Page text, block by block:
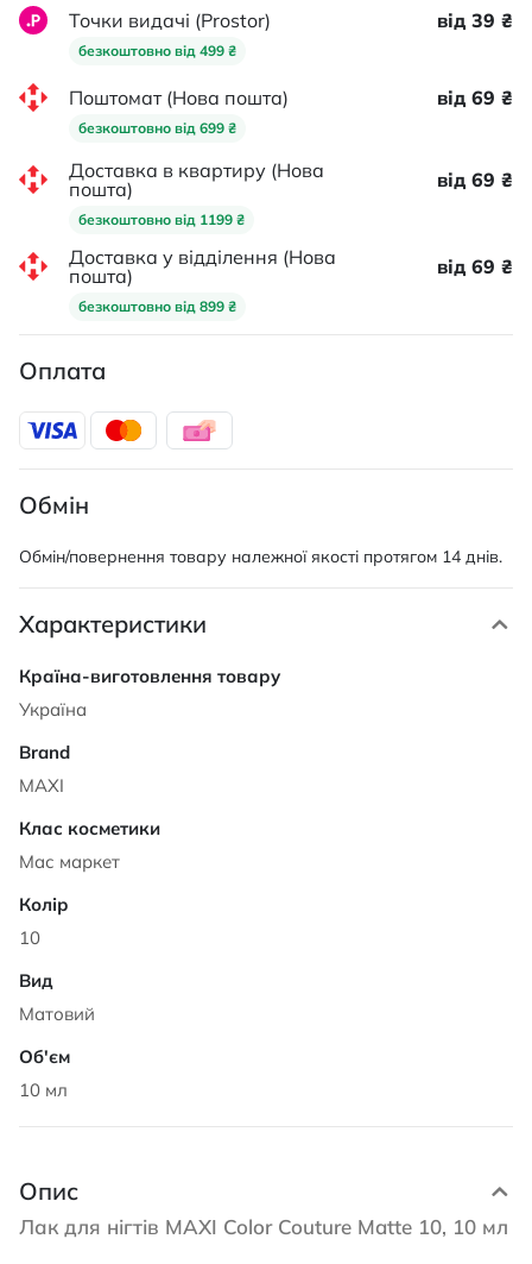
Точки видачі (Prostor)
безкоштовно від 499 ₴
від 39 ₴
Поштомат (Нова пошта)
безкоштовно від 699 ₴
від 69 ₴
Доставка в квартиру (Нова
пошта)
безкоштовно від 1199 ₴
від 69 ₴
Доставка у відділення (Нова
пошта)
безкоштовно від 899 ₴
від 69 ₴
Оплата
Обмін
Обмін/повернення товару належної якості протягом 14 днів.
Характеристики
Характеристики
Україна
MAXI
Мас маркет
10
Матовий
10 мл
Опис
Лак для нігтів MAXI Color Couture Matte 10, 10 мл